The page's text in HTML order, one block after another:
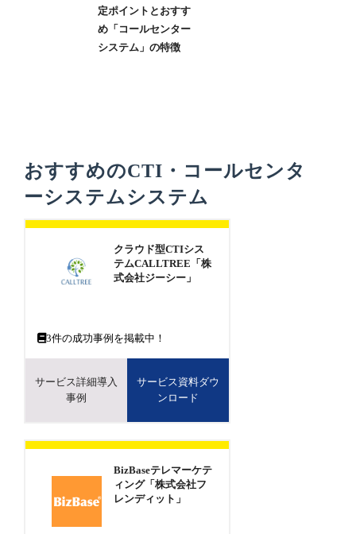
定ポイントとおすす
め「コールセンター
システム」の特徴
おすすめのCTI・コールセンタ
ーシステムシステム
クラウド型CTIシス
テムCALLTREE「株
式会社ジーシー」
3件の成功事例を掲載中！
サービス詳細導入
事例
サービス資料ダウ
ンロード
BizBaseテレマーケテ
ィング「株式会社フ
レンディット」